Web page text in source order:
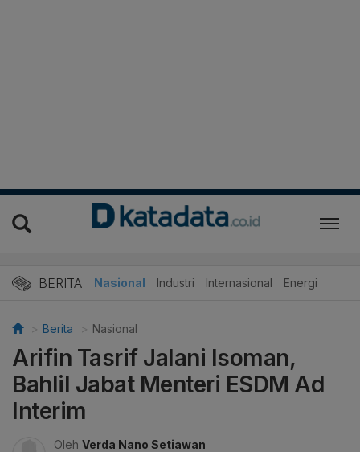
BERITA Nasional Industri Internasional Energi
Berita Nasional
Arifin Tasrif Jalani Isoman,
Bahlil Jabat Menteri ESDM Ad
Interim
Oleh Verda Nano Setiawan